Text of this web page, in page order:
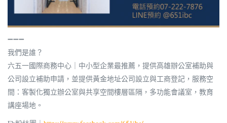
➖➖➖
我們是誰？
六五一國際商務中心｜中小型企業最推薦，提供高雄辦公室補助與
公司設立補助申請，並提供黃金地址公司設立與工商登記，服務空
間：客製化獨立辦公室與共享空間樓層區隔，多功能會議室，教育
講座場地。